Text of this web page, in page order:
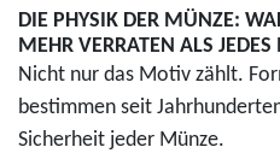
DIE PHYSIK DER MÜNZE:
MEHR VERRATEN ALS
Nicht nur das Motiv zählt.
bestimmen seit
Sicherheit jeder Münze.